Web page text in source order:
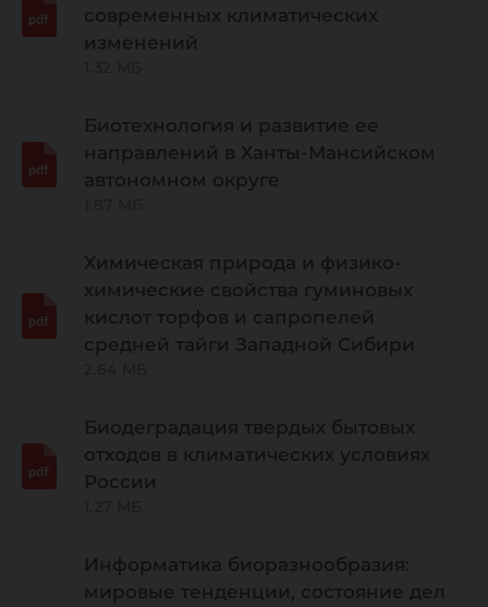
современных климатических
изменений
Биотехнология и развитие ее
направлений в Ханты-Мансийском
автономном округе
Химическая природа и физико-
химические свойства гуминовых
кислот торфов и сапропелей
средней тайги Западной Сибири
Биодеградация твердых бытовых
отходов в климатических условиях
России
Информатика биоразнообразия:
мировые тенденции, состояние дел